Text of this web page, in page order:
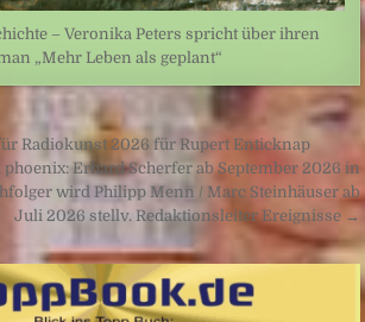
– Veronika Peters spricht über ihren
„Mehr Leben als geplant“
Radiokunst 2026 für Rupert Enticknap
Erhard Scherfer ab September 2026 in
wird Philipp Menn / Marc Steinhäuser ab
Juli 2026 stellv. Redaktionsleiter Ereignisse →